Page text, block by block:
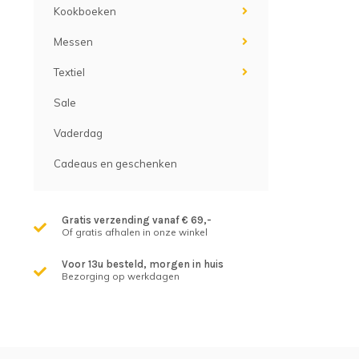
Kookboeken
Messen
Textiel
Sale
Vaderdag
Cadeaus en geschenken
Gratis verzending vanaf € 69,-
Of gratis afhalen in onze winkel
Voor 13u besteld, morgen in huis
Bezorging op werkdagen